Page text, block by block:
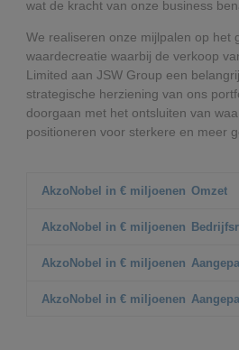
wat de kracht van onze business
We realiseren onze mijlpalen op het
waardecreatie waarbij de verkoop
Limited aan JSW Group een
strategische herziening van ons
doorgaan met het ontsluiten van
positioneren voor sterkere en meer
AkzoNobel in € miljoenen Omzet
Q2 2024
Q2 2025
Δ% (6%)
AkzoNobel in € miljoenen
Q2 2024 270
Q2 2025 214
AkzoNobel in € miljoenen
Q2 2024 400
AkzoNobel in € miljoenen